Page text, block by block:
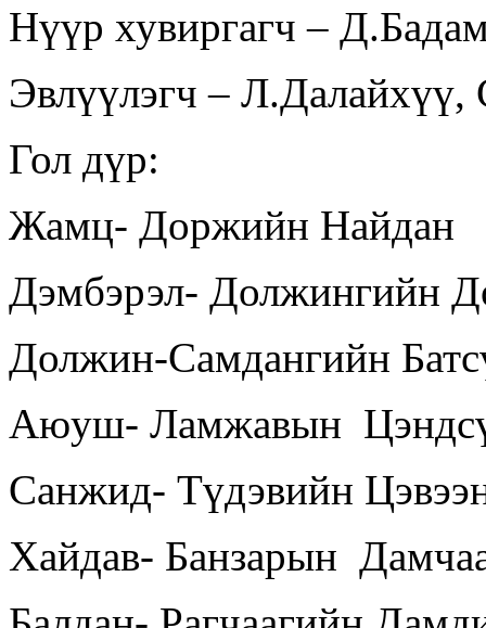
Нүүр хувиргагч –
Эвлүүлэгч – Л.Далайхүү,
Гол дүр:
Жамц- Доржийн Найдан
Дэмбэрэл- Должингийн
Должин-Самдангийн
Аюуш- Ламжавын
Санжид- Түдэвийн
Хайдав- Банзарын